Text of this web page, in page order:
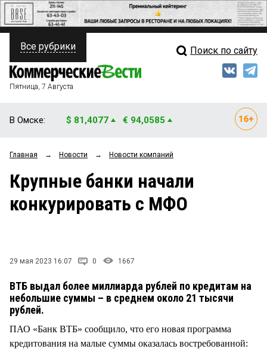
ПОЛИТИКА
ФИНАНСЫ
ОБЩЕСТВО
ЗАКОН
НОВОСТИ КОМПАНИЙ
Свежий выпуск
Мнения
Рейтинги
Блоги
Все рубрики Поиск по сайту
Пятница, 7 Августа
В Омске: $ 81,4077 € 94,0585
Главная → Новости → Новости компаний
Крупные банки начали
конкурировать с МФО
29 мая 2023 16:07 0 1667
ВТБ выдал более миллиарда рублей по кредитам на
небольшие суммы – в среднем около 21 тысячи
рублей.
ПАО «Банк ВТБ» сообщило, что его новая программа
кредитования на малые суммы оказалась востребованной: